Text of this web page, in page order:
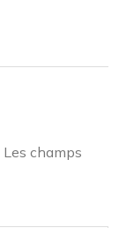
Les champs